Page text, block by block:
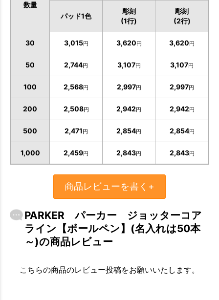
数量
パッド1色
彫刻
(1行)
彫刻
(2行)
30 3,015円 3,620円 3,620円
50 2,744円 3,107円 3,107円
100 2,568円 2,997円 2,997円
200 2,508円 2,942円 2,942円
500 2,471円 2,854円 2,854円
1,000 2,459円 2,843円 2,843円
商品レビューを書く+
PARKER パーカー ジョッターコア
ライン【ボールペン】(名入れは50本
～)の商品レビュー
こちらの商品のレビュー投稿をお願いいたします。